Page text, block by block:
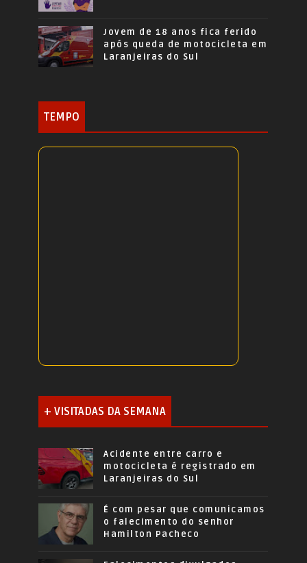
Jovem de 18 anos fica ferido
após queda de motocicleta em
Laranjeiras do Sul
TEMPO
+ VISITADAS DA SEMANA
Acidente entre carro e
motocicleta é registrado em
Laranjeiras do Sul
É com pesar que comunicamos
o falecimento do senhor
Hamilton Pacheco